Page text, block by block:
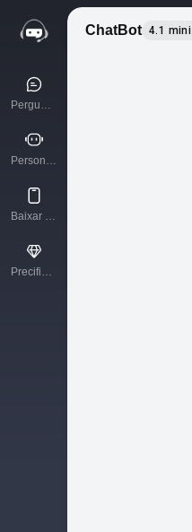
Pergunte à IA
Personagens de IA
Baixar aplicativo
Precificação
ChatBot 4.1 mini